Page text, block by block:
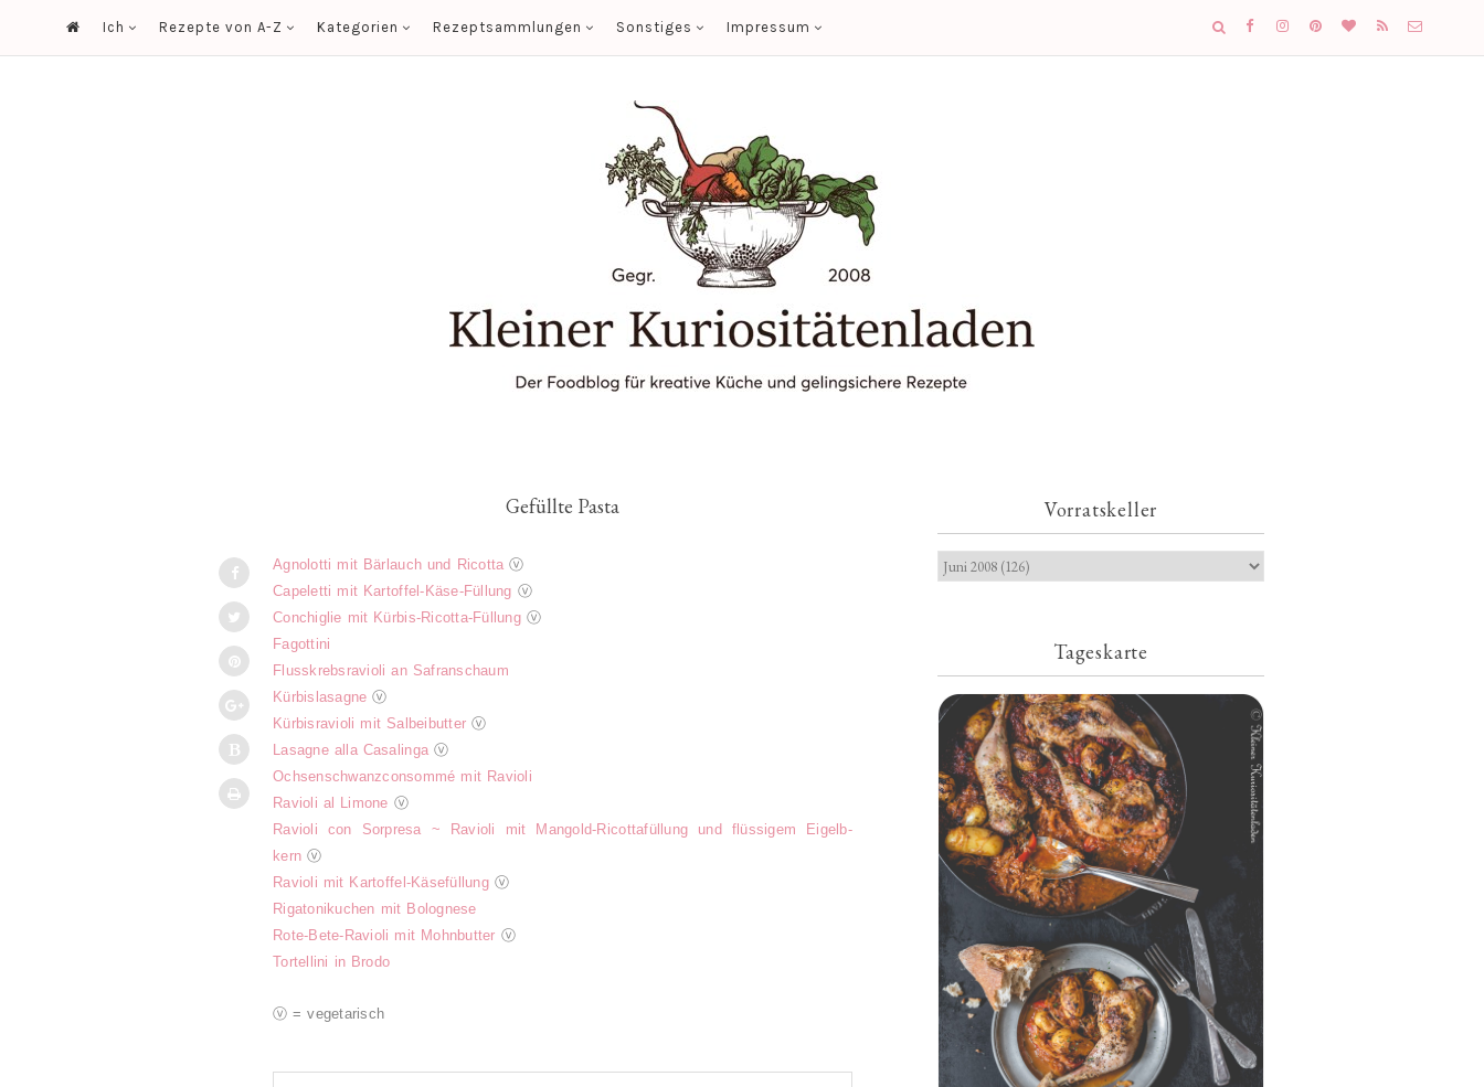
Ich Rezepte von A-Z Kategorien Rezeptsammlungen Sonstiges Impressum
Gefüllte Pasta
Agnolotti mit Bärlauch und Ricotta ⓥ
Capeletti mit Kartoffel-Käse-Füllung ⓥ
Conchiglie mit Kürbis-Ricotta-Füllung ⓥ
Fagottini
Flusskrebsravioli an Safranschaum
Kürbislasagne ⓥ
Kürbisravioli mit Salbeibutter ⓥ
Lasagne alla Casalinga ⓥ
Ochsenschwanzconsommé mit Ravioli
Ravioli al Limone ⓥ
Ravioli con Sorpresa ~ Ravioli mit Mangold-Ricottafüllung und flüssigem Eigelb-
kern ⓥ
Ravioli mit Kartoffel-Käsefüllung ⓥ
Rigatonikuchen mit Bolognese
Rote-Bete-Ravioli mit Mohnbutter ⓥ
Tortellini in Brodo
ⓥ = vegetarisch
Vorratskeller
Tageskarte
Geschmorte Hähnchenschenkel auf
Paprikakraut und kleinen Kartoffeln